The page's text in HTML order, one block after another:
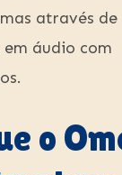
através de
em áudio com
o